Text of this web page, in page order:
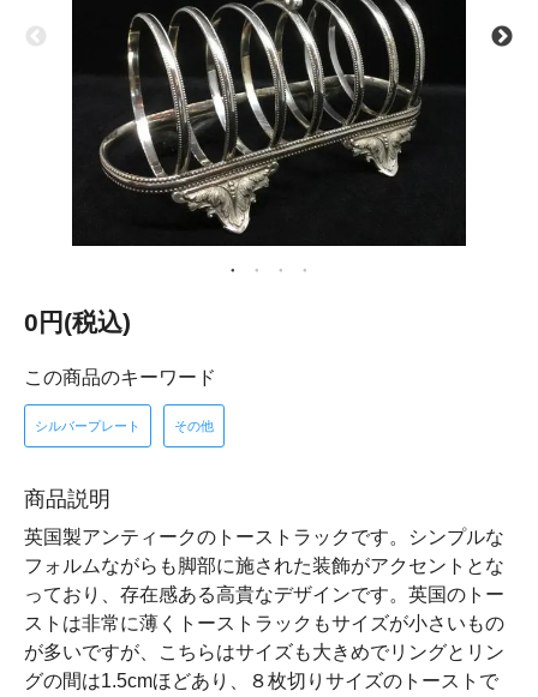
0円(税込)
この商品のキーワード
シルバープレート その他
商品説明
英国製アンティークのトーストラックです。シンプルな
フォルムながらも脚部に施された装飾がアクセントとな
っており、存在感ある高貴なデザインです。英国のトー
ストは非常に薄くトーストラックもサイズが小さいもの
が多いですが、こちらはサイズも大きめでリングとリン
グの間は1.5cmほどあり、８枚切りサイズのトーストで